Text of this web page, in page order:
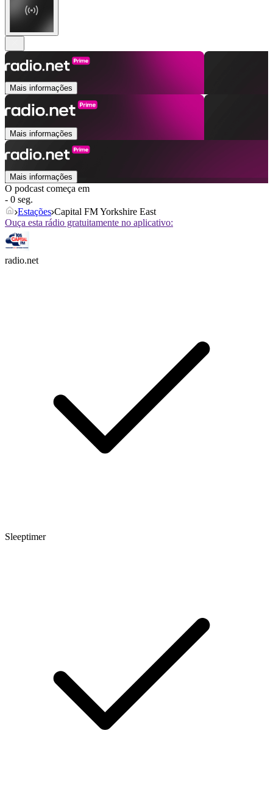
Mais informações
Mais informações
Mais informações
O podcast começa em
- 0 seg.
Estações Capital FM Yorkshire East
Ouça esta rádio gratuitamente no aplicativo:
radio.net
Sleeptimer